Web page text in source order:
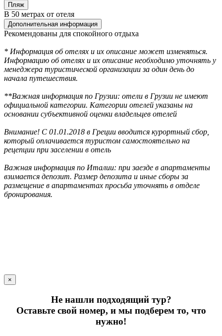
Пляж
В 50 метрах от отеля
Дополнительная информация
Рекомендованы для спокойного отдыха
* Информация об отелях и их описание может изменяться.
Информацию об отелях и их описание необходимо уточнять у
менеджера туристической организации за один день до
начала путешествия.
**Важная информация по Грузии: отели в Грузии не имеют
официальной категории. Категории отелей указаны на
основании субъективной оценки владельцев отелей
Внимание! С 01.01.2018 в Греции вводится курортный сбор,
который оплачивается туристом самостоятельно на
рецепции при заселении в отель
Важная информация по Италии: при заезде в апартаменты
взимается депозит. Размер депозита и иные сборы за
размещение в апартаментах просьба уточнять в отделе
бронирования.
×
Не нашли подходящий тур?
Оставьте свой номер, и мы подберем то, что
нужно!